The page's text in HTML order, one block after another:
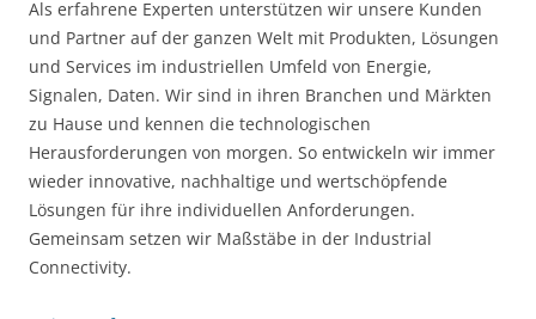
Als erfahrene Experten unterstützen wir unsere Kunden
und Partner auf der ganzen Welt mit Produkten, Lösungen
und Services im industriellen Umfeld von Energie,
Signalen, Daten. Wir sind in ihren Branchen und Märkten
zu Hause und kennen die technologischen
Herausforderungen von morgen. So entwickeln wir immer
wieder innovative, nachhaltige und wertschöpfende
Lösungen für ihre individuellen Anforderungen.
Gemeinsam setzen wir Maßstäbe in der Industrial
Connectivity.